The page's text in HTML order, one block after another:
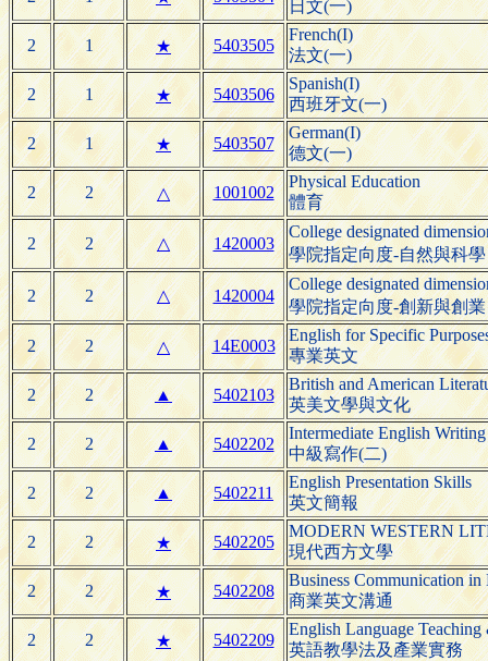
日文(一)
2 1 ★ 5403505
French(I)
法文(一)
2 1 ★ 5403506
Spanish(I)
西班牙文(一)
2 1 ★ 5403507
German(I)
德文(一)
2 2 △ 1001002
Physical Education
體育
2 2 △ 1420003
College designated
學院指定向度-自然與科學
2 2 △ 1420004
College designated
學院指定向度-創新與創業
2 2 △ 14E0003
English for Specific
專業英文
2 2 ▲ 5402103
British and American
英美文學與文化
2 2 ▲ 5402202
Intermediate English
中級寫作(二)
2 2 ▲ 5402211
English Presentation Skills
英文簡報
2 2 ★ 5402205
MODERN WESTERN
現代西方文學
2 2 ★ 5402208
Business Communication in
商業英文溝通
2 2 ★ 5402209
English Language
英語教學法及產業實務